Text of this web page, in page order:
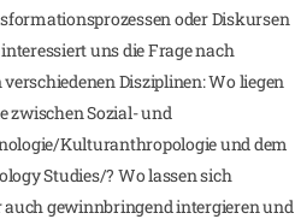
oder Diskursen
uns die Frage nach
Disziplinen: Wo liegen
zwischen Sozial- und
Kulturanthropologie und dem
Studies/? Wo lassen sich
gewinnbringend intergieren und